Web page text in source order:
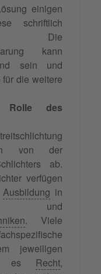
einigen
schriftlich
Die
kann
sein und
die weitere
Rolle des
von der
ab.
verfügen
Ausbildung in
und
. Viele
jeweiligen
es Recht,